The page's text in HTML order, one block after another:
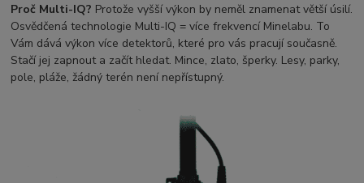
Proč Multi-IQ? Protože vyšší výkon by neměl znamenat větší úsilí.
Osvědčená technologie Multi-IQ = více frekvencí Minelabu. To
Vám dává výkon více detektorů, které pro vás pracují současně.
Stačí jej zapnout a začít hledat. Mince, zlato, šperky. Lesy, parky,
pole, pláže, žádný terén není nepřístupný.